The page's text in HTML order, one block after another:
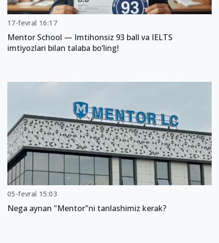
17-fevral 16:17
Mentor School — Imtihonsiz 93 ball va IELTS
imtiyozlari bilan talaba bo‘ling!
05-fevral 15:03
Nega aynan "Mentor"ni tanlashimiz kerak?